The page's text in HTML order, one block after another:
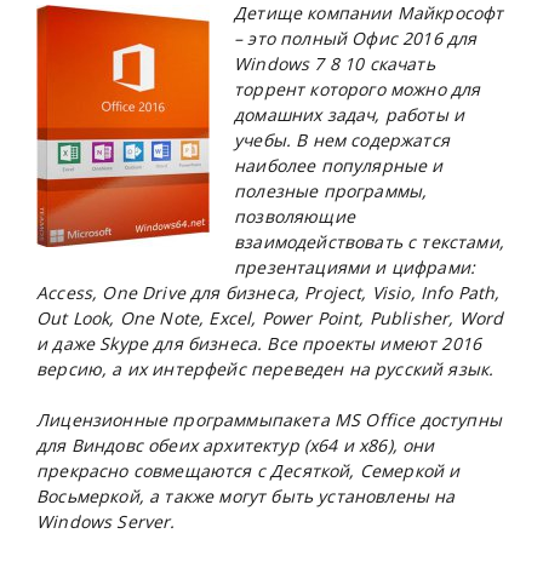
Детище компании Майкрософт
– это полный Офис 2016 для
Windows 7 8 10скачать
торрент которого можно для
домашних задач, работы и
учебы. В нем содержатся
наиболее популярные и
полезные программы,
позволяющие
взаимодействовать с текстами,
презентациями и цифрами:
Access, One Driveдля бизнеса, Project, Visio, Info Path,
Out Look, One Note, Excel, Power Point, Publisher, Word
и дажеSkypeдля бизнеса. Все проекты имеют 2016
версию, а их интерфейс переведен на русский язык.
Лицензионные программыпакета MS Officeдоступны
для Виндовс обеих архитектур (х64 и х86), они
прекрасно совмещаются с Десяткой, Семеркой и
Восьмеркой, а также могут быть установлены на
Windows Server.